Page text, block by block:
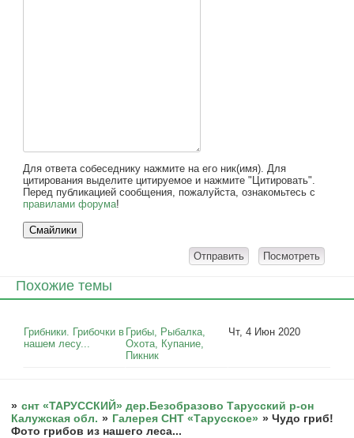
Для ответа собеседнику нажмите на его ник(имя). Для
цитирования выделите цитируемое и нажмите "Цитировать".
Перед публикацией сообщения, пожалуйста, ознакомьтесь с
правилами форума!
Похожие темы
Грибники. Грибочки в
нашем лесу...
Грибы, Рыбалка,
Охота, Купание,
Пикник
Чт, 4 Июн 2020
» снт «ТАРУССКИЙ» дер.Безобразово Тарусский р-он
Калужская обл. » Галерея СНТ «Тарусское» »Чудо гриб!
Фото грибов из нашего леса...